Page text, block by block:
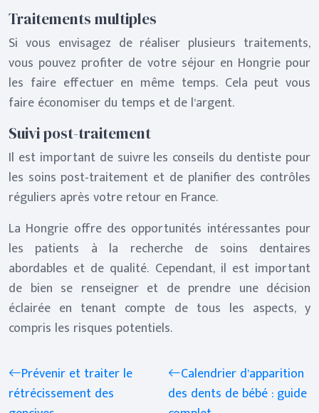
Traitements multiples
Si vous envisagez de réaliser plusieurs traitements,
vous pouvez profiter de votre séjour en Hongrie pour
les faire effectuer en même temps. Cela peut vous
faire économiser du temps et de l’argent.
Suivi post-traitement
Il est important de suivre les conseils du dentiste pour
les soins post-traitement et de planifier des contrôles
réguliers après votre retour en France.
La Hongrie offre des opportunités intéressantes pour
les patients à la recherche de soins dentaires
abordables et de qualité. Cependant, il est important
de bien se renseigner et de prendre une décision
éclairée en tenant compte de tous les aspects, y
compris les risques potentiels.
Prévenir et traiter le
rétrécissement des
Calendrier d’apparition
des dents de bébé : guide